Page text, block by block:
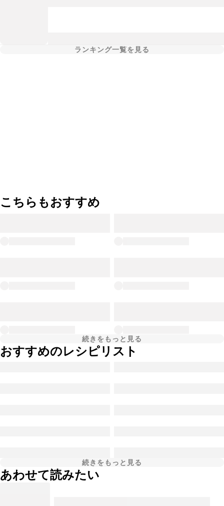
ランキング一覧を見る
こちらもおすすめ
続きをもっと見る
おすすめのレシピリスト
続きをもっと見る
あわせて読みたい